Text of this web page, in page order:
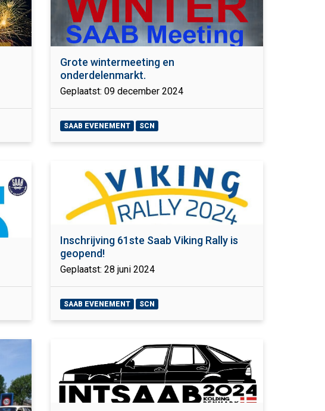
Grote wintermeeting en
onderdelenmarkt.
Geplaatst: 09 december 2024
SAAB EVENEMENT SCN
Inschrijving 61ste Saab Viking Rally is
geopend!
Geplaatst: 28 juni 2024
SAAB EVENEMENT SCN